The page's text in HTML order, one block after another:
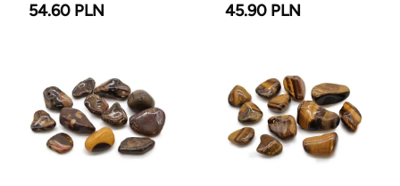
54.60 PLN 45.90 PLN